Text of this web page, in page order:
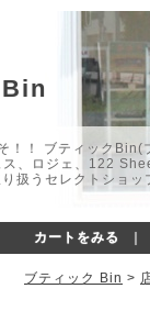
！！ ブティック
、ロジェ、122
り扱うセレクトショ
カートをみる
ブティック Bin >